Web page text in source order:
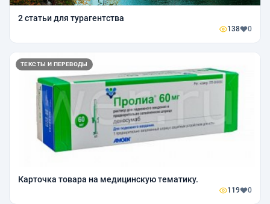
2 статьи для турагентства
138 0
ТЕКСТЫ И ПЕРЕВОДЫ
Карточка товара на медицинскую тематику.
119 0